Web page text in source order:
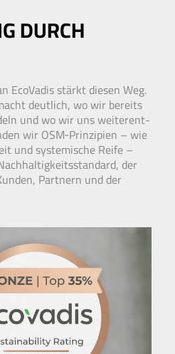
DURCH
Eco­Vadis stärkt diesen Weg.
deut­lich, wo wir bereits
und wo wir uns weiter­ent­
wir OSM‑Prinzipien – wie
und systemische Reife –
der
Partnern und der